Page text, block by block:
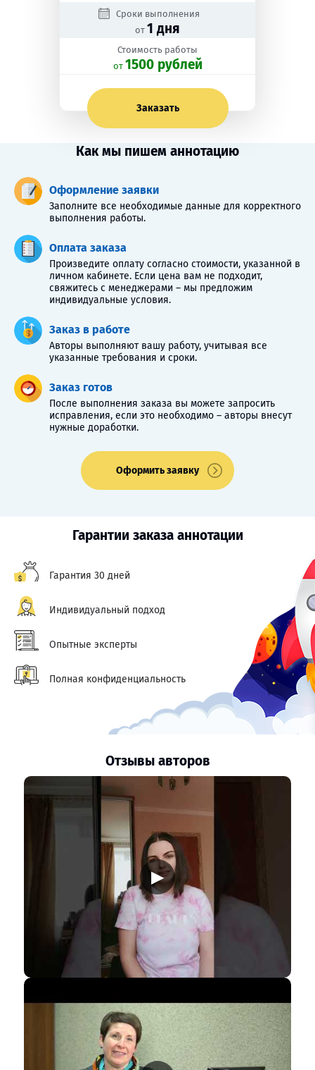
Сроки выполнения
от 1 дня
Стоимость работы
oт 1500 рублей
Заказать
Как мы пишем аннотацию
Оформление заявки
Заполните все необходимые данные для корректного
выполнения работы.
Оплата заказа
Произведите оплату согласно стоимости, указанной в
личном кабинете. Если цена вам не подходит,
свяжитесь с менеджерами – мы предложим
индивидуальные условия.
Заказ в работе
Авторы выполняют вашу работу, учитывая все
указанные требования и сроки.
Заказ готов
После выполнения заказа вы можете запросить
исправления, если это необходимо – авторы внесут
нужные доработки.
Оформить заявку
Гарантии заказа аннотации
Гарантия 30 дней
Индивидуальный подход
Опытные эксперты
Полная конфиденциальность
Отзывы авторов
▶